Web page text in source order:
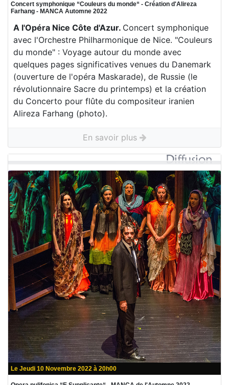
Concert symphonique “Couleurs du monde“ - Création d'Alireza
Farhang - MANCA Automne 2022
A l'Opéra Nice Côte d'Azur. Concert symphonique
avec l'Orchestre Philharmonique de Nice. "Couleurs
du monde" : Voyage autour du monde avec
quelques pages significatives venues du Danemark
(ouverture de l'opéra Maskarade), de Russie (le
révolutionnaire Sacre du printemps) et la création
du Concerto pour flûte du compositeur iranien
Alireza Farhang (photo).
En savoir plus
Le Jeudi 10 Novembre 2022 à 20h00